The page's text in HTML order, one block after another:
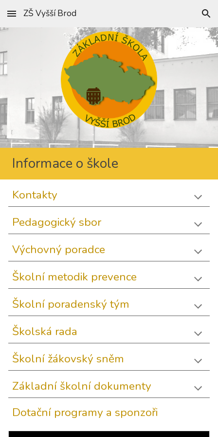
Skip to main content Skip to navigation
ZŠ Vyšší Brod
Informace o škole
Kontakty
Pedagogický sbor
Výchovný poradce
Školní metodik prevence
Školní poradenský tým
Školská rada
Školní žákovský sněm
Základní školní dokumenty
Dotační programy a sponzoři